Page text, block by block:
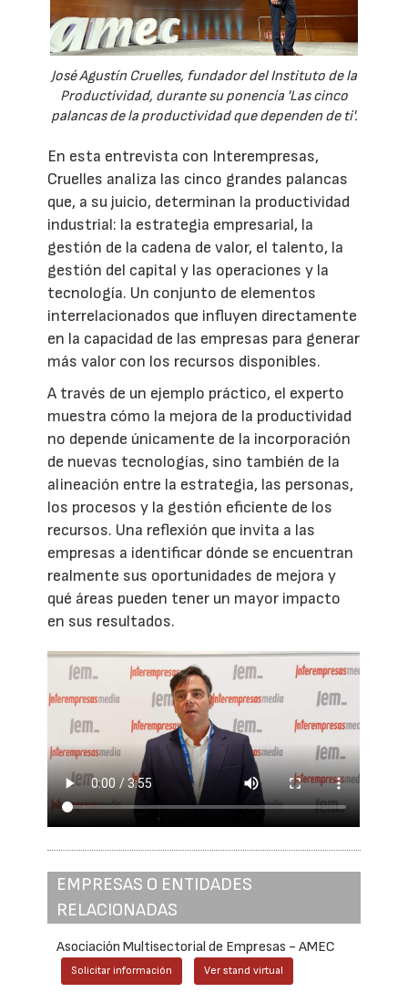
José Agustín Cruelles, fundador del Instituto de la
Productividad, durante su ponencia 'Las cinco
palancas de la productividad que dependen de ti'.
En esta entrevista con Interempresas,
Cruelles analiza las cinco grandes palancas
que, a su juicio, determinan la productividad
industrial: la estrategia empresarial, la
gestión de la cadena de valor, el talento, la
gestión del capital y las operaciones y la
tecnología. Un conjunto de elementos
interrelacionados que influyen directamente
en la capacidad de las empresas para generar
más valor con los recursos disponibles.
A través de un ejemplo práctico, el experto
muestra cómo la mejora de la productividad
no depende únicamente de la incorporación
de nuevas tecnologías, sino también de la
alineación entre la estrategia, las personas,
los procesos y la gestión eficiente de los
recursos. Una reflexión que invita a las
empresas a identificar dónde se encuentran
realmente sus oportunidades de mejora y
qué áreas pueden tener un mayor impacto
en sus resultados.
EMPRESAS O ENTIDADES
RELACIONADAS
Asociación Multisectorial de Empresas - AMEC
Solicitar información Ver stand virtual